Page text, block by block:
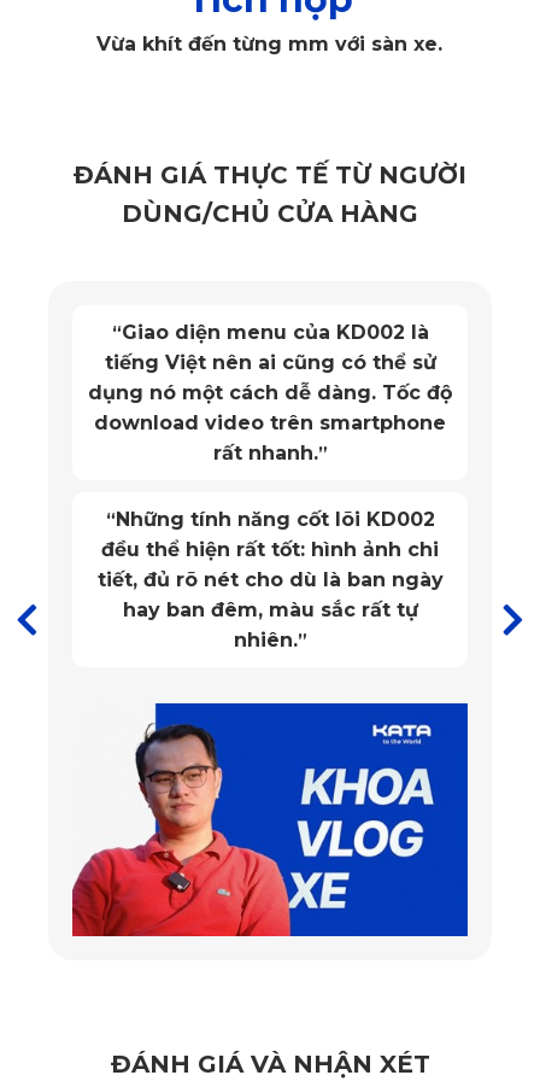
Thiết kế của thảm lót sàn ô tô KATA được tối ưu hóa hoàn
đại. Điều này giúp thảm vừa vặn hoàn hảo vào không gian
nội thất, mang đến sự sang trọng và đẳng cấp cho xe hơi.
✅ Độ bền vượt trội của Lexus GX
Với môi trường sử dụng ô tô hàng ngày, độ bền của thảm
công tỉ mỉ và kiểm tra nghiêm ngặt, thảm lót sàn ô tô
Lexus GX của KATA có khả năng chống mài mòn, chịu nước
tốt và không bị phai màu dưới tác động của ánh nắng mặt
trời. Điều này giúp sản phẩm duy trì được sự mới mẻ và
đẹp mắt suốt thời gian dài sử dụng.
Thảm lót sàn ô tô Lexus RX 350 Premium
Vừa khít đến từng mm với sàn xe.
ĐÁNH GIÁ THỰC TẾ TỪ NGƯỜI
DÙNG/CHỦ CỬA HÀNG
Mặt trước thảm KATA chống nước,
chống bụi bẩn rất tốt. Mặt sau có
chống trơn trượt. Lắp đặt thì quá
đơn giản! ”
cho người sử dụng. ”
ĐÁNH GIÁ VÀ NHẬN XÉT